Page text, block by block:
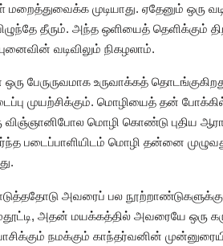
முடியாது. ஏதேனும் ஒரு
தீரும். அந்த ஒளியைத் தெளிக்கும்
வடிவிலும் நிகழலாம்.
பேருருவமாக உருவாக்கத்
முயற்சிக்கும். மொழியைத் தன்
மொழி கொண்டு புதிய
படைப்பாளியிடம் மொழி தன்னை
அவரைப் பல
அதன் மயக்கத்தில் அவரையே ஒரு
நமக்கும் காந்தர்வனின்